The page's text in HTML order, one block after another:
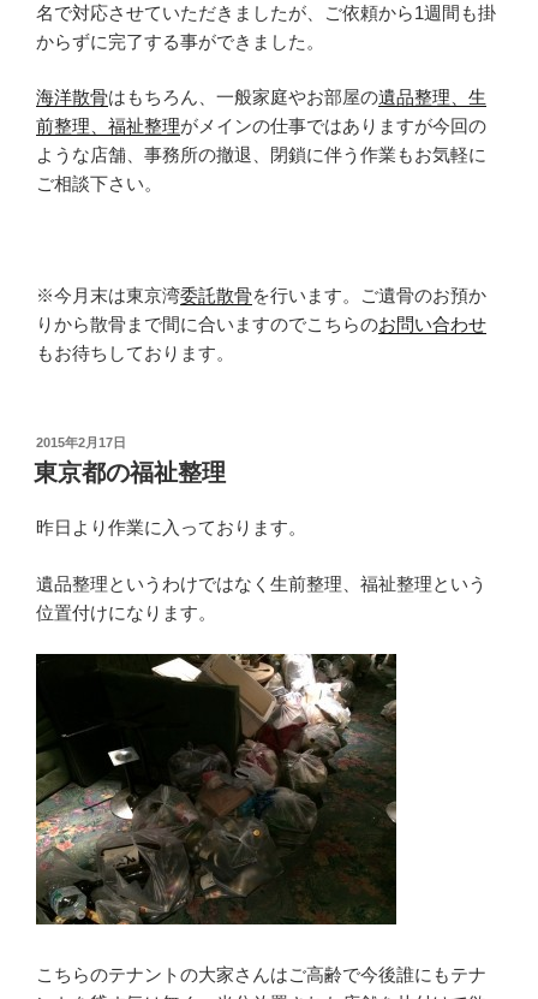
名で対応させていただきましたが、ご依頼から1週間も掛
からずに完了する事ができました。
海洋散骨はもちろん、一般家庭やお部屋の遺品整理、生
前整理、福祉整理がメインの仕事ではありますが今回の
ような店舗、事務所の撤退、閉鎖に伴う作業もお気軽に
ご相談下さい。
※今月末は東京湾委託散骨を行います。ご遺骨のお預か
りから散骨まで間に合いますのでこちらのお問い合わせ
もお待ちしております。
投
稿
日:
2015年2月17日
東京都の福祉整理
昨日より作業に入っております。
遺品整理というわけではなく生前整理、福祉整理という
位置付けになります。
こちらのテナントの大家さんはご高齢で今後誰にもテナ